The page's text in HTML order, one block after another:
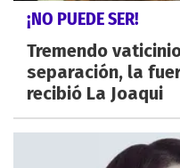
¡NO PUEDE SER!
Tremendo
separación, la
recibió La Joaqui